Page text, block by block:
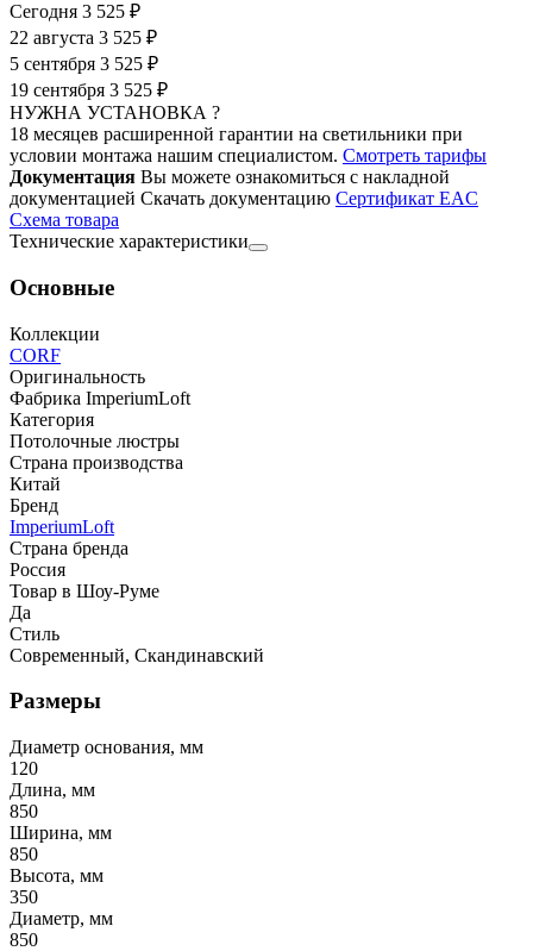
Сегодня 3 525 ₽
22 августа 3 525 ₽
5 сентября 3 525 ₽
19 сентября 3 525 ₽
НУЖНА УСТАНОВКА ?
18 месяцев расширенной гарантии на светильники при
условии монтажа нашим специалистом. Смотреть тарифы
Документация Вы можете ознакомиться с накладной
документацией Скачать документацию Cертификат EAC
Cхема товара
Технические характеристики
Основные
Коллекции
CORF
Оригинальность
Фабрика ImperiumLoft
Категория
Потолочные люстры
Страна производства
Китай
Бренд
ImperiumLoft
Страна бренда
Россия
Товар в Шоу-Руме
Да
Стиль
Современный, Скандинавский
Размеры
Диаметр основания, мм
120
Длина, мм
850
Ширина, мм
850
Высота, мм
350
Диаметр, мм
850